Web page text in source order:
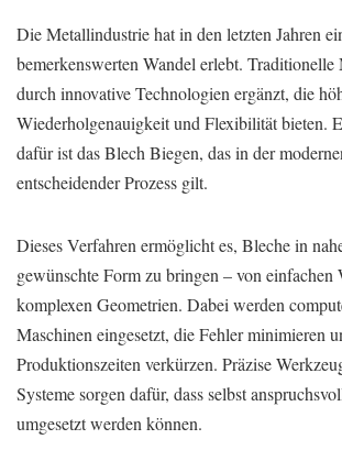
Die Metallindustrie hat in den letzten Jahren
bemerkenswerten Wandel erlebt.
durch innovative Technologien ergänzt, die
Wiederholgenauigkeit und Flexibilität bieten.
dafür ist das Blech Biegen, das in der
entscheidender Prozess gilt.
Dieses Verfahren ermöglicht es, Bleche in
gewünschte Form zu bringen – von
komplexen Geometrien. Dabei werden
Maschinen eingesetzt, die Fehler minimieren
Produktionszeiten verkürzen. Präzise
Systeme sorgen dafür, dass selbst
umgesetzt werden können.